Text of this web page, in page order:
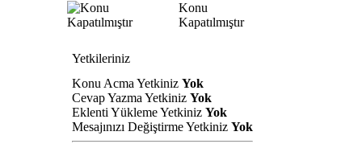
Konu
Kapatılmıştır
Yetkileriniz
Konu Acma Yetkiniz Yok
Cevap Yazma Yetkiniz Yok
Eklenti Yükleme Yetkiniz Yok
Mesajınızı Değiştirme Yetkiniz Yok